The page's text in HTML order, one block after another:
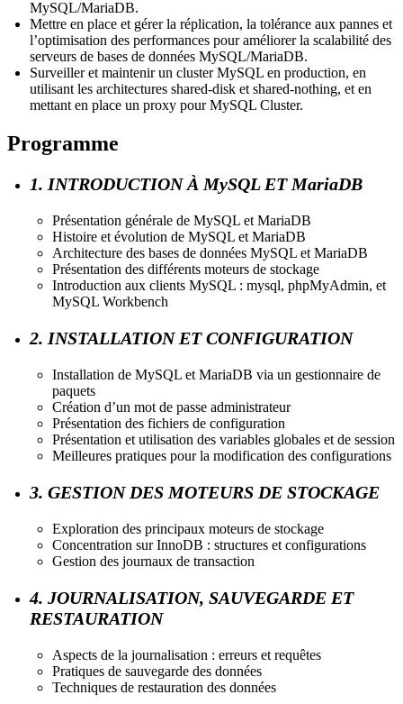
MySQL/MariaDB.
Mettre en place et gérer la réplication, la tolérance aux pannes et
l’optimisation des performances pour améliorer la scalabilité des
serveurs de bases de données MySQL/MariaDB.
Surveiller et maintenir un cluster MySQL en production, en
utilisant les architectures shared-disk et shared-nothing, et en
mettant en place un proxy pour MySQL Cluster.
Programme
1. INTRODUCTION À MySQL ET MariaDB
Présentation générale de MySQL et MariaDB
Histoire et évolution de MySQL et MariaDB
Architecture des bases de données MySQL et MariaDB
Présentation des différents moteurs de stockage
Introduction aux clients MySQL : mysql, phpMyAdmin, et
MySQL Workbench
2. INSTALLATION ET CONFIGURATION
Installation de MySQL et MariaDB via un gestionnaire de
paquets
Création d’un mot de passe administrateur
Présentation des fichiers de configuration
Présentation et utilisation des variables globales et de session
Meilleures pratiques pour la modification des configurations
3. GESTION DES MOTEURS DE STOCKAGE
Exploration des principaux moteurs de stockage
Concentration sur InnoDB : structures et configurations
Gestion des journaux de transaction
4. JOURNALISATION, SAUVEGARDE ET
RESTAURATION
Aspects de la journalisation : erreurs et requêtes
Pratiques de sauvegarde des données
Techniques de restauration des données